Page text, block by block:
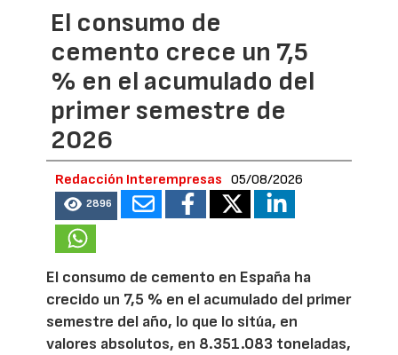
El consumo de
cemento crece un 7,5
% en el acumulado del
primer semestre de
2026
Redacción Interempresas 05/08/2026
2896
El consumo de cemento en España ha
crecido un 7,5 % en el acumulado del primer
semestre del año, lo que lo sitúa, en
valores absolutos, en 8.351.083 toneladas,